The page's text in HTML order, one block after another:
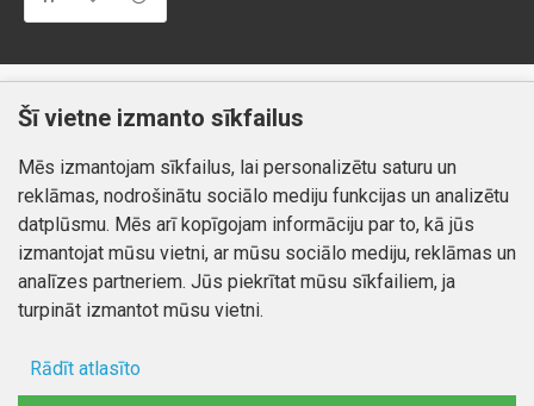
Klientiem
Kontakti
Preču atgriešana
Mans profils
Mans profils
Pasūtījumi
Piegāde un apmaksa
Atteikuma tiesības
Privātuma politika
Kontakti
Autortiesības © 2026, www.autobode.lv, Visas tiesības
Šī vietne izmanto sīkfailus
Mēs izmantojam sīkfailus, lai personalizētu saturu un
reklāmas, nodrošinātu sociālo mediju funkcijas un analizētu
datplūsmu. Mēs arī kopīgojam informāciju par to, kā jūs
izmantojat mūsu vietni, ar mūsu sociālo mediju, reklāmas un
analīzes partneriem. Jūs piekrītat mūsu sīkfailiem, ja
turpināt izmantot mūsu vietni.
Rādīt atlasīto